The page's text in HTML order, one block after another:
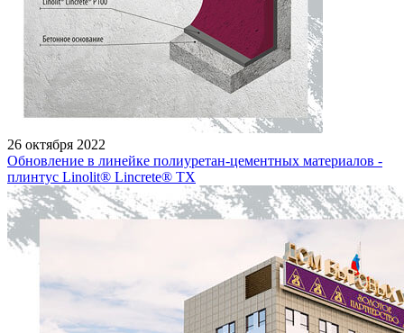
26 октября 2022
Обновление в линейке полиуретан-цементных материалов -
плинтус Linolit® Lincrete® ТХ